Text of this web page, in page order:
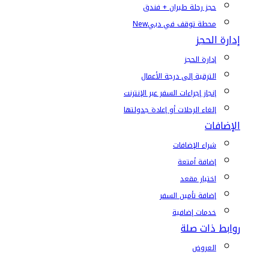
حجز رحلة طيران + فندق
محطة توقف في دبيNew
إدارة الحجز
إدارة الحجز
الترقية إلى درجة الأعمال
إنجاز إجراءات السفر عبر الإنترنت
إلغاء الرحلات أو إعادة جدولتها
الإضافات
شراء الإضافات
إضافة أمتعة
اختيار مقعد
إضافة تأمين السفر
خدمات إضافية
روابط ذات صلة
العروض